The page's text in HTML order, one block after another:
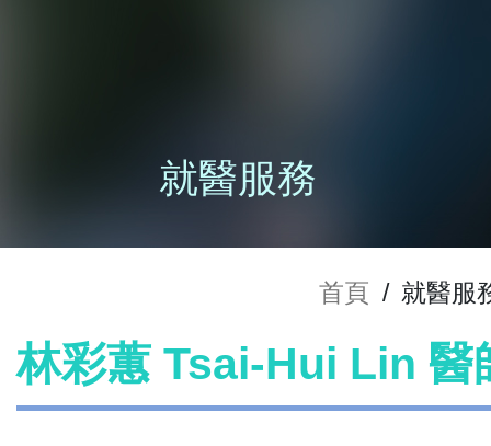
就醫服務
首頁 / 就醫服
林彩蕙 Tsai-Hui Lin 醫